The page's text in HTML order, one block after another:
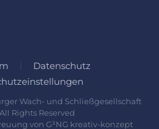
Datenschutz
Wach- und Schließgesellschaft
Rights Reserved
von G³NG kreativ-konzept